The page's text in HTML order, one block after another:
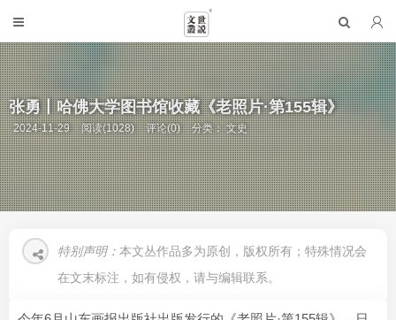
张勇丨哈佛大学图书馆收藏《老照片·第155辑》
2024-11-29 阅读(1028) 评论(0) 分类：文史
特别声明： 本文丛作品多为原创，版权所有；特殊情况会
在文末标注，如有侵权，请与编辑联系。